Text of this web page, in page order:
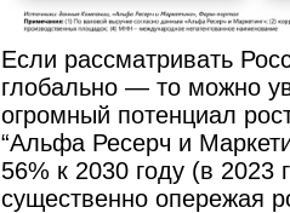
Если рассматривать
глобально — то можно
огромный потенциал
“Альфа Ресерч и
56% к 2030 году (в 2023
существенно опережая